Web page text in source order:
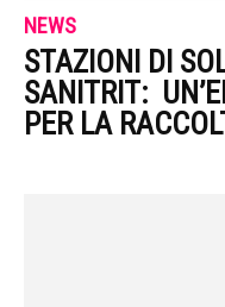
NEWS
STAZIONI DI
SANITRIT:
PER LA